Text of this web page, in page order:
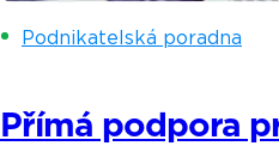
Podnikatelská poradna
Přímá podpora